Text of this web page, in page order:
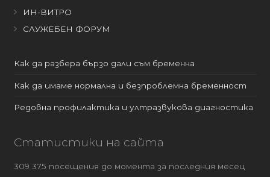
ИН-ВИТРО
СЛУЖЕБЕН ФОРУМ
Как да разбера бързо дали съм бременна
Как да имаме нормална и безпроблемна бременност
Редовна профилактика и ултразвукова диагностика
Статистики на сайта
309 375 посещения до момента за последния месец